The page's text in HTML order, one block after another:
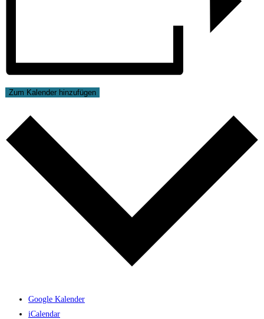
Zum Kalender hinzufügen
Google Kalender
iCalendar